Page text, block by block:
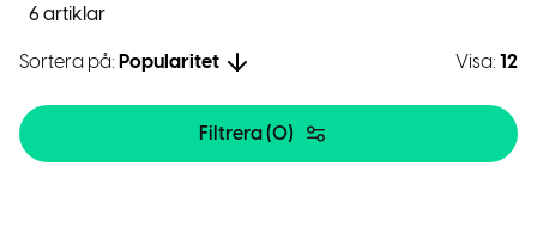
6 artiklar
Sortera på: Popularitet Visa: 12
Filtrera (0)